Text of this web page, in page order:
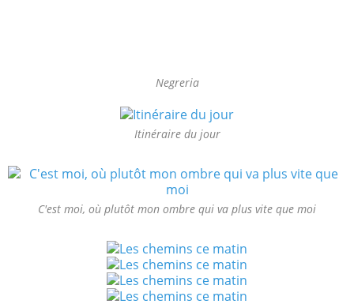
Negreria
Itinéraire du jour
C'est moi, où plutôt mon ombre qui va plus vite que moi